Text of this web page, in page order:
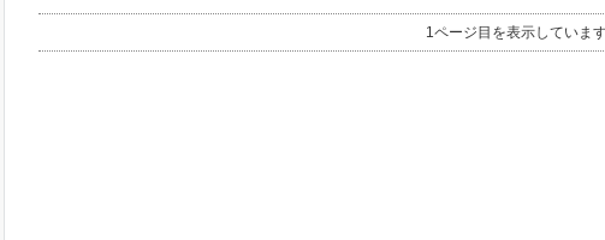
1ページ目を表示しています